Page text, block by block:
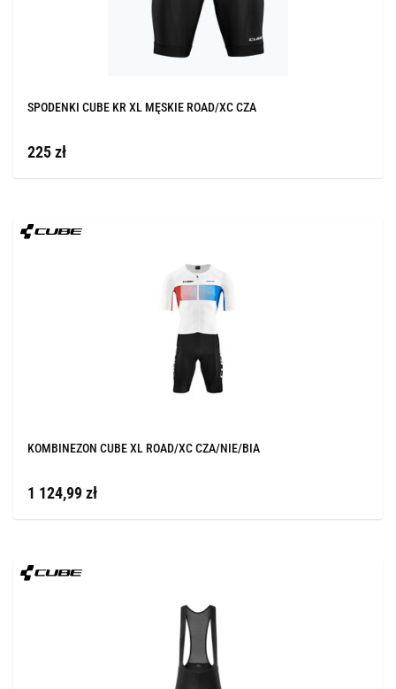
SPODENKI CUBE KR XL MĘSKIE ROAD/XC CZA
225 zł
KOMBINEZON CUBE XL ROAD/XC CZA/NIE/BIA
1 124,99 zł